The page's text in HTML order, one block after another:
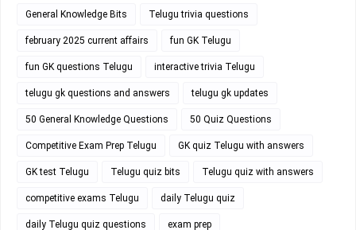
General Knowledge Bits Telugu trivia questions
february 2025 current affairs fun GK Telugu
fun GK questions Telugu interactive trivia Telugu
telugu gk questions and answers telugu gk updates
50 General Knowledge Questions 50 Quiz Questions
Competitive Exam Prep Telugu GK quiz Telugu with answers
GK test Telugu Telugu quiz bits Telugu quiz with answers
competitive exams Telugu daily Telugu quiz
daily Telugu quiz questions exam prep